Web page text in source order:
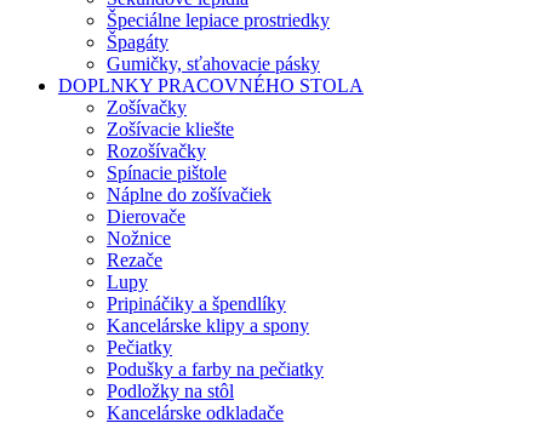
Špeciálne lepiace prostriedky
Špagáty
Gumičky, sťahovacie pásky
DOPLNKY PRACOVNÉHO STOLA
Zošívačky
Zošívacie kliešte
Rozošívačky
Spínacie pištole
Náplne do zošívačiek
Dierovače
Nožnice
Rezače
Lupy
Pripináčiky a špendlíky
Kancelárske klipy a spony
Pečiatky
Podušky a farby na pečiatky
Podložky na stôl
Kancelárske odkladače